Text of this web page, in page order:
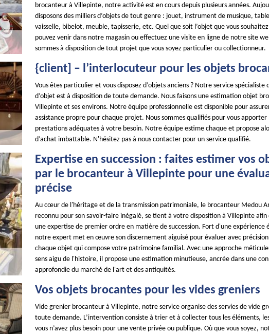
brocanteur à Villepinte, notre activité est en cours depuis plusieurs années.
disposons des milliers d’objets de tout genre : jouet, instrument de musique,
vaisselle, bibelot, meuble, tapisserie, etc. Quel que soit l’objet que vous
pouvez venir dans notre magasin ou effectuez une visite en ligne de notre site
sommes à disposition de tout projet que vous soyez particulier ou collectionneur.
{client] – l’interlocuteur pour les objets
Vous êtes particulier et vous disposez d’objets anciens ? Notre service spécialiste
d’objet est à disposition de toute demande. Nous faisons une estimation objet
Villepinte et ses environs. Notre équipe professionnelle est disponible pour
assistance propre pour chaque projet. Nous sommes qualifiés pour vous apporter
prestations adéquates à votre besoin. Notre équipe estime chaque et propose
d’achat imbattable. N'hésitez pas à nous contacter pour un service qualifié.
Expertise en succession : faites estimer vos
par le brocanteur à Villepinte pour une
précise
Au cœur de l'héritage et de la transmission patrimoniale, le brocanteur Medou
reconnu pour son savoir-faire inégalé, se tient à votre disposition à Villepinte afin
une expertise de premier ordre en matière de succession. Fort d'une expérience
notre expert met en œuvre son discernement aiguisé pour évaluer avec
chaque objet qui compose votre patrimoine familial. Avec une approche
sens aigu de l'histoire, il propose une estimation minutieuse, ancrée dans une
approfondie du marché de l'art et des antiquités.
Vos objets brocantes pour les vides greniers
Vide grenier brocanteur à Villepinte, notre service organise des servies de vide
toute demande. L’intervention consiste à trier et à collecter tous les éléments,
vous n’avez plus besoin pour une vente privée ou publique. Où que vous soyez,